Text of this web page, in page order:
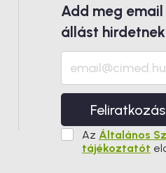
Add meg
állást
Feliratkozás
Az Általános
tájékoztatót